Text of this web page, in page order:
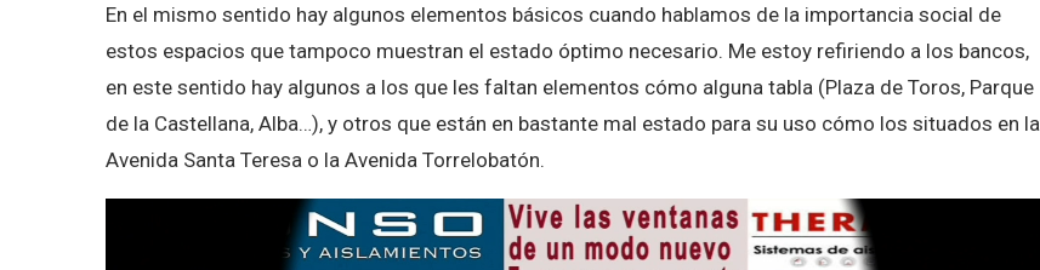
En el mismo sentido hay algunos elementos básicos cuando hablamos de la importancia social de
estos espacios que tampoco muestran el estado óptimo necesario. Me estoy refiriendo a los bancos,
en este sentido hay algunos a los que les faltan elementos cómo alguna tabla (Plaza de Toros, Parque
de la Castellana, Alba…), y otros que están en bastante mal estado para su uso cómo los situados en la
Avenida Santa Teresa o la Avenida Torrelobatón.